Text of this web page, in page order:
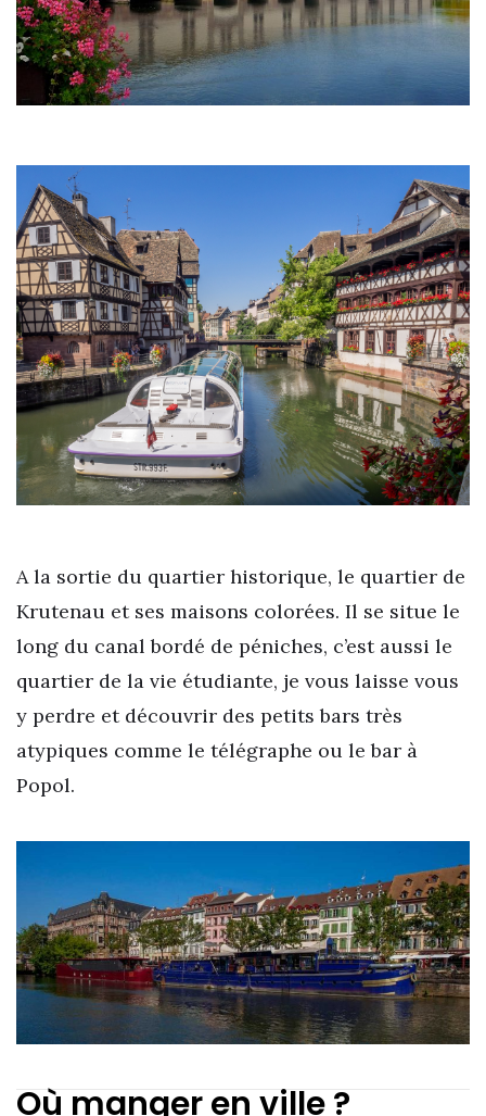
A la sortie du quartier historique, le quartier de
Krutenau et ses maisons colorées. Il se situe le
long du canal bordé de péniches, c’est aussi le
quartier de la vie étudiante, je vous laisse vous
y perdre et découvrir des petits bars très
atypiques comme le télégraphe ou le bar à
Popol.
Où manger en ville ?